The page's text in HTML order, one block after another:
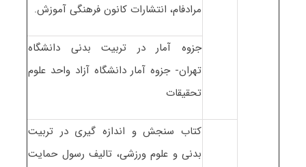
مرادفام، انتشارات کانون فرهنگی آموزش.
جزوه آمار در تربیت بدنی دانشگاه
تهران- جزوه آمار دانشگاه آزاد واحد علوم
تحقیقات
کتاب سنجش و اندازه گیری در تربیت
بدنی و علوم ورزشی، تالیف رسول حمایت